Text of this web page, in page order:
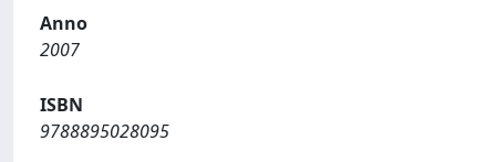
Anno
2007
ISBN
9788895028095